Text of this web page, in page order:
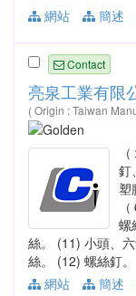
網站 簡述
Contact
亮泉工業有限
( Origin : Taiwan
釘
塑
螺
絲。 (11) 小頭、
絲。 (12) 螺絲釘。
網站
簡述